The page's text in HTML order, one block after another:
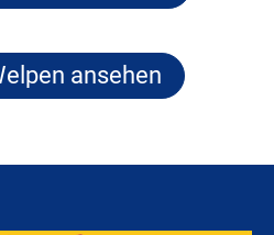
ansehen